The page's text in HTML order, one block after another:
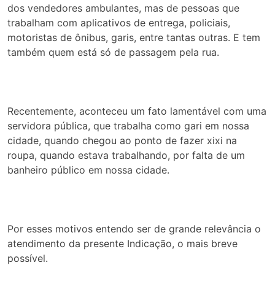
dos vendedores ambulantes, mas de pessoas que
trabalham com aplicativos de entrega, policiais,
motoristas de ônibus, garis, entre tantas outras. E tem
também quem está só de passagem pela rua.
Recentemente, aconteceu um fato lamentável com uma
servidora pública, que trabalha como gari em nossa
cidade, quando chegou ao ponto de fazer xixi na
roupa, quando estava trabalhando, por falta de um
banheiro público em nossa cidade.
Por esses motivos entendo ser de grande relevância o
atendimento da presente Indicação, o mais breve
possível.